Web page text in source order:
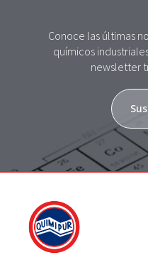
Conoce las últimas
químicos
newsletter